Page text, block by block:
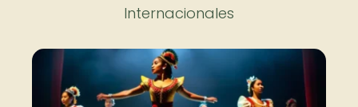
Internacionales